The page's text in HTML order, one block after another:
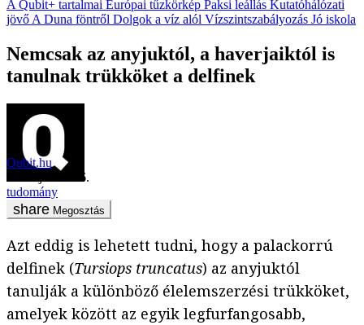
A Qubit+ tartalmai Európai tűzkörkép Paksi leállás Kutatóhálózati
jövő A Duna föntről Dolgok a víz alól Vízszintszabályozás Jó iskola
Nemcsak az anyjuktól, a haverjaiktól is
tanulnak trükköket a delfinek
Qubit.hu
2020. június 26.
tudomány
Megosztás
Azt eddig is lehetett tudni, hogy a palackorrú
delfinek (Tursiops truncatus) az anyjuktól
tanulják a különböző élelemszerzési trükköket,
amelyek között az egyik legfurfangosabb,